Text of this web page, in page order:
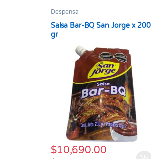
Despensa
Salsa Bar-BQ San Jorge x 200
gr
$10,690.00